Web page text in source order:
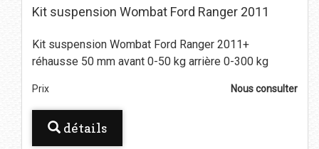
Kit suspension Wombat Ford Ranger 2011
Kit suspension Wombat Ford Ranger 2011+
réhausse 50 mm avant 0-50 kg arrière 0-300 kg
Prix Nous consulter
détails